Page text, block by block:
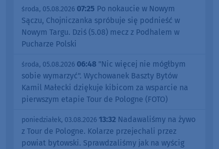
środa, 05.08.2026 07:25 Po nokaucie w Nowym
Sączu, Chojniczanka spróbuje się podnieść w
Nowym Targu. Dziś (5.08) mecz z Podhalem w
Pucharze Polski
środa, 05.08.2026 06:48 "Nic więcej nie mógłbym
sobie wymarzyć". Wychowanek Baszty Bytów
Kamil Małecki dziękuje kibicom za wsparcie na
pierwszym etapie Tour de Pologne (FOTO)
poniedziałek, 03.08.2026 13:32 Nadawaliśmy na żywo
z Tour de Pologne. Kolarze przejechali przez
powiat bytowski. Sprawdzaliśmy jak na wyścig